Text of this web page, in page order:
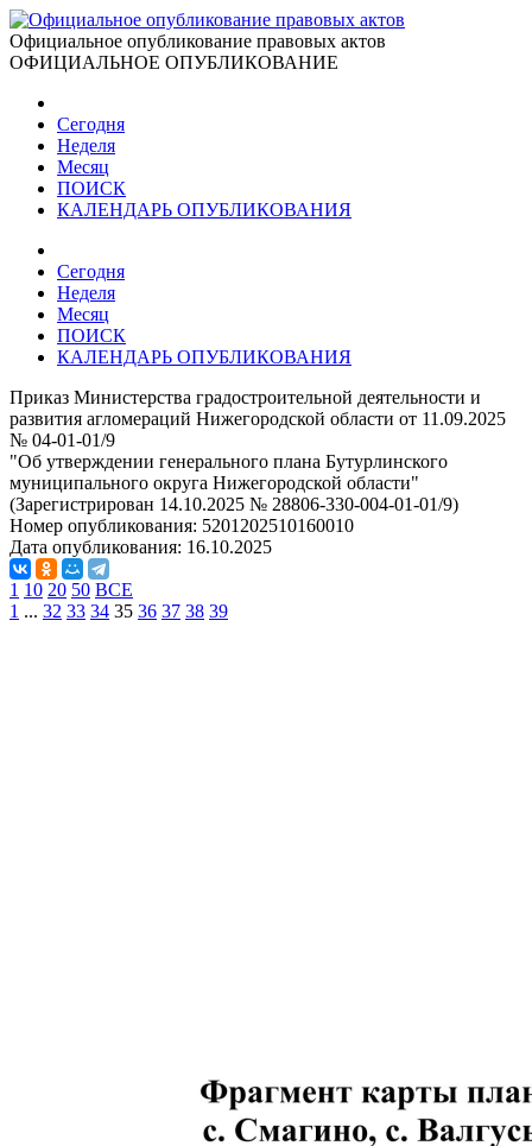
Официальное опубликование правовых актов
ОФИЦИАЛЬНОЕ ОПУБЛИКОВАНИЕ
Сегодня
Неделя
Месяц
ПОИСК
КАЛЕНДАРЬ ОПУБЛИКОВАНИЯ
Сегодня
Неделя
Месяц
ПОИСК
КАЛЕНДАРЬ ОПУБЛИКОВАНИЯ
Приказ Министерства градостроительной деятельности и
развития агломераций Нижегородской области от 11.09.2025
№ 04-01-01/9
"Об утверждении генерального плана Бутурлинского
муниципального округа Нижегородской области"
(Зарегистрирован 14.10.2025 № 28806-330-004-01-01/9)
Номер опубликования: 5201202510160010
Дата опубликования: 16.10.2025
1 10 20 50 ВСЕ
1 ... 32 33 34 35 36 37 38 39